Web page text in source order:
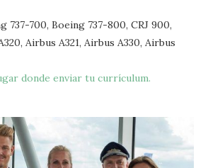
737-700, Boeing 737-800, CRJ 900,
Airbus A321, Airbus A330, Airbus
donde enviar tu currículum.